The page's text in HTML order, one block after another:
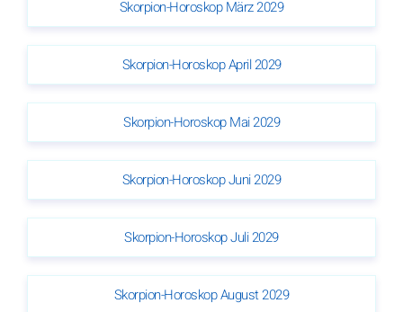
Skorpion-Horoskop März 2029
Skorpion-Horoskop April 2029
Skorpion-Horoskop Mai 2029
Skorpion-Horoskop Juni 2029
Skorpion-Horoskop Juli 2029
Skorpion-Horoskop August 2029